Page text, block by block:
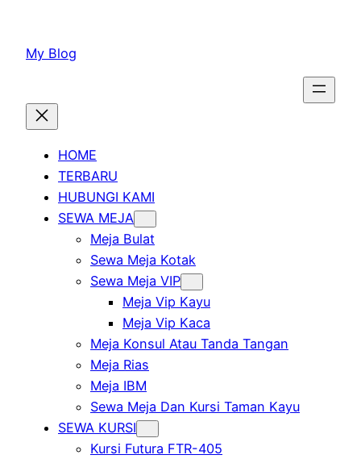
konten
My Blog
HOME
TERBARU
HUBUNGI KAMI
SEWA MEJA
Meja Bulat
Sewa Meja Kotak
Sewa Meja VIP
Meja Vip Kayu
Meja Vip Kaca
Meja Konsul Atau Tanda Tangan
Meja Rias
Meja IBM
Sewa Meja Dan Kursi Taman Kayu
SEWA KURSI
Kursi Futura FTR-405